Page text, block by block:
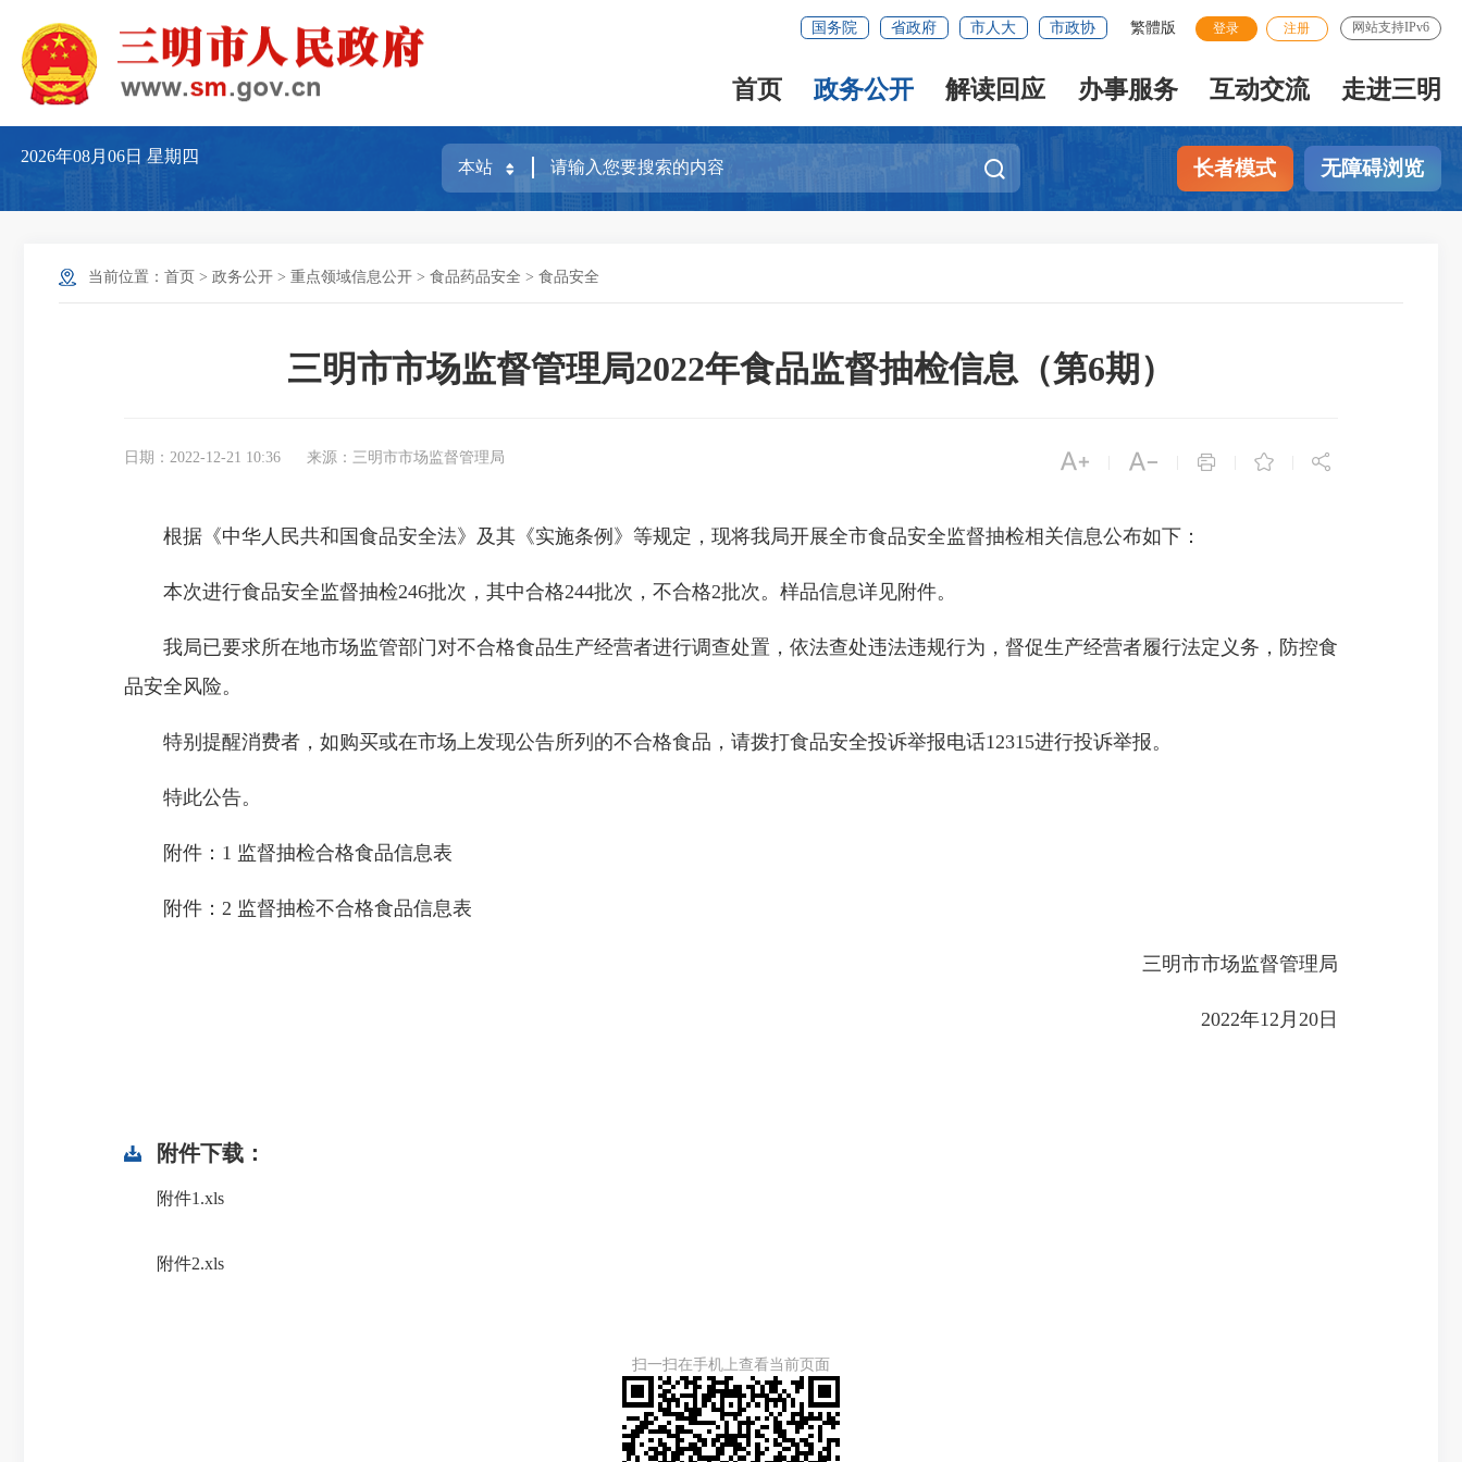
国务院 省政府 市人大 市政协 繁體版 登录 注册 网站支持IPv6
首页 政务公开 解读回应 办事服务 互动交流 走进三明
2026年08月06日星期四
长者模式 无障碍浏览
当前位置： 首页 > 政务公开 > 重点领域信息公开 > 食品药品安全 > 食品安全
三明市市场监督管理局2022年食品监督抽检信息（第6期）
日期：2022-12-21 10:36 来源：三明市市场监督管理局     
根据《中华人民共和国食品安全法》及其《实施条例》等规定，现将我局开展全市食品安全监督抽检相关信息公布如下：
本次进行食品安全监督抽检246批次，其中合格244批次，不合格2批次。样品信息详见附件。
我局已要求所在地市场监管部门对不合格食品生产经营者进行调查处置，依法查处违法违规行为，督促生产经营者履行法定义务，防控食
品安全风险。
特别提醒消费者，如购买或在市场上发现公告所列的不合格食品，请拨打食品安全投诉举报电话12315进行投诉举报。
特此公告。
附件：1 监督抽检合格食品信息表
附件：2 监督抽检不合格食品信息表
三明市市场监督管理局
2022年12月20日
附件下载：
附件1.xls
附件2.xls
扫一扫在手机上查看当前页面